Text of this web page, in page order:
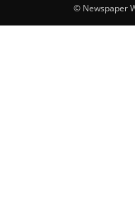
© Newspaper